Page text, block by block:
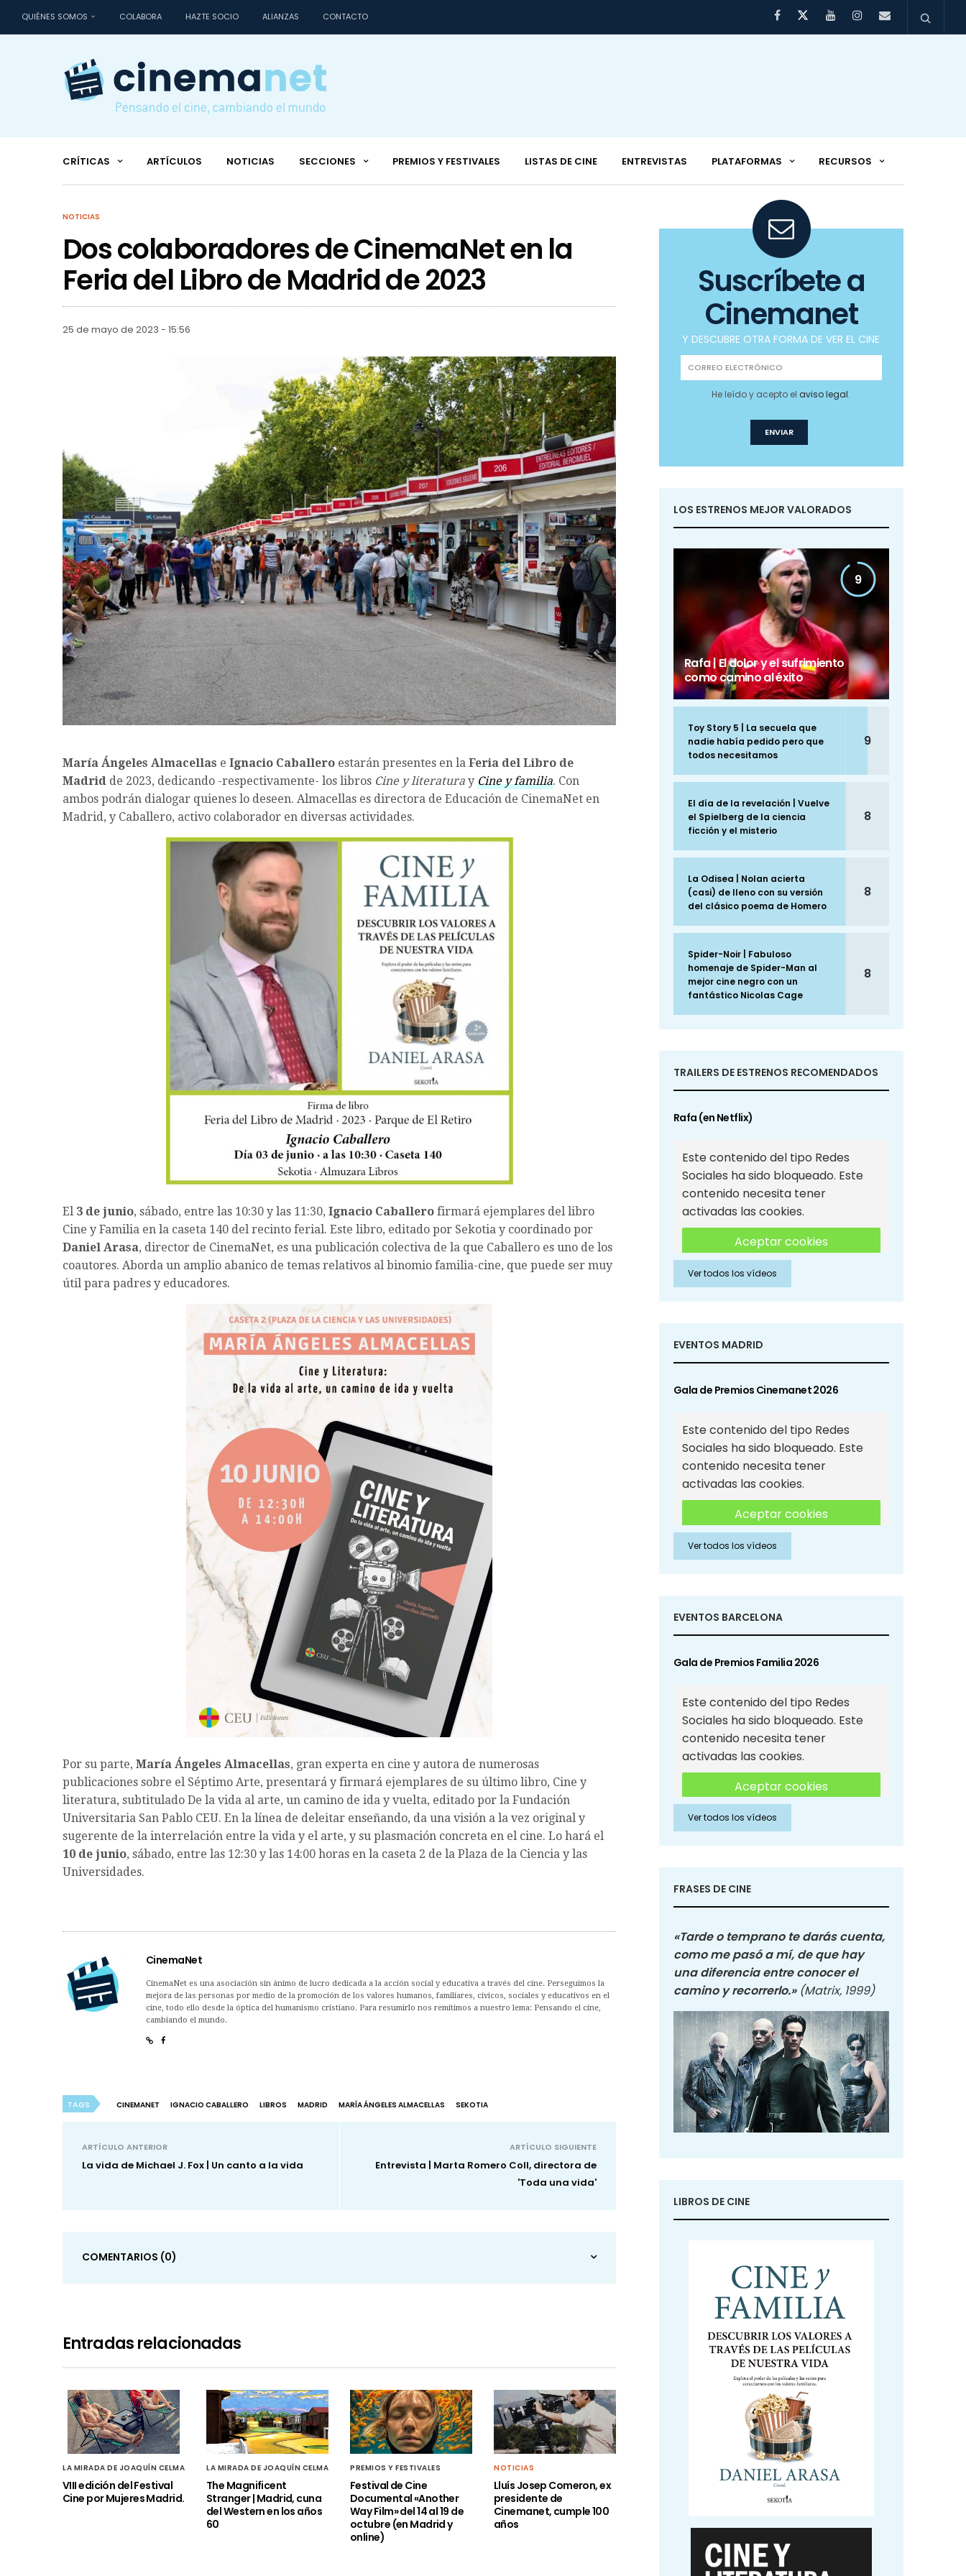
QUIÉNES SOMOS COLABORA HAZTE SOCIO ALIANZAS CONTACTO
CRÍTICAS ARTÍCULOS NOTICIAS SECCIONES PREMIOS Y FESTIVALES LISTAS DE CINE ENTREVISTAS PLATAFORMAS RECURSOS
NOTICIAS
Dos colaboradores de CinemaNet en la
Feria del Libro de Madrid de 2023
25 de mayo de 2023 - 15:56
María Ángeles Almacellas e Ignacio Caballero estarán presentes en la Feria del Libro de
Madrid de 2023, dedicando -respectivamente- los libros Cine y literatura y Cine y familia. Con
ambos podrán dialogar quienes lo deseen. Almacellas es directora de Educación de CinemaNet en
Madrid, y Caballero, activo colaborador en diversas actividades.
El 3 de junio, sábado, entre las 10:30 y las 11:30, Ignacio Caballero firmará ejemplares del libro
Cine y Familia en la caseta 140 del recinto ferial. Este libro, editado por Sekotia y coordinado por
Daniel Arasa, director de CinemaNet, es una publicación colectiva de la que Caballero es uno de los
coautores. Aborda un amplio abanico de temas relativos al binomio familia-cine, que puede ser muy
útil para padres y educadores.
Por su parte, María Ángeles Almacellas, gran experta en cine y autora de numerosas
publicaciones sobre el Séptimo Arte, presentará y firmará ejemplares de su último libro, Cine y
literatura, subtitulado De la vida al arte, un camino de ida y vuelta, editado por la Fundación
Universitaria San Pablo CEU. En la línea de deleitar enseñando, da una visión a la vez original y
sugerente de la interrelación entre la vida y el arte, y su plasmación concreta en el cine. Lo hará el
10 de junio, sábado, entre las 12:30 y las 14:00 horas en la caseta 2 de la Plaza de la Ciencia y las
Universidades.
CinemaNet
CinemaNet es una asociación sin ánimo de lucro dedicada a la acción social y educativa a través del cine. Perseguimos la
mejora de las personas por medio de la promoción de los valores humanos, familiares, cívicos, sociales y educativos en el
cine, todo ello desde la óptica del humanismo cristiano. Para resumirlo nos remitimos a nuestro lema: Pensando el cine,
cambiando el mundo.
TAGS CINEMANET IGNACIO CABALLERO LIBROS MADRID MARÍA ÁNGELES ALMACELLAS SEKOTIA
ARTÍCULO ANTERIOR
La vida de Michael J. Fox | Un canto a la vida
ARTÍCULO SIGUIENTE
Entrevista | Marta Romero Coll, directora de
'Toda una vida'
COMENTARIOS (0)
Entradas relacionadas
LA MIRADA DE JOAQUÍN CELMA
VIII edición del Festival
Cine por Mujeres Madrid.
LA MIRADA DE JOAQUÍN CELMA
The Magnificent
Stranger | Madrid, cuna
del Western en los años
60
PREMIOS Y FESTIVALES
Festival de Cine
Documental «Another
Way Film» del 14 al 19 de
octubre (en Madrid y
online)
NOTICIAS
Lluís Josep Comeron, ex
presidente de
Cinemanet, cumple 100
años
Suscríbete a
Cinemanet
Y DESCUBRE OTRA FORMA DE VER EL CINE
He leído y acepto elaviso legal.
LOS ESTRENOS MEJOR VALORADOS
9
Rafa | El dolor y el sufrimiento
como camino al éxito
Toy Story 5 | La secuela que
nadie había pedido pero que
todos necesitamos
9
El día de la revelación | Vuelve
el Spielberg de la ciencia
ficción y el misterio
8
La Odisea | Nolan acierta
(casi) de lleno con su versión
del clásico poema de Homero
8
Spider-Noir | Fabuloso
homenaje de Spider-Man al
mejor cine negro con un
fantástico Nicolas Cage
8
TRAILERS DE ESTRENOS RECOMENDADOS
Rafa (en Netflix)
Este contenido del tipo Redes
Sociales ha sido bloqueado. Este
contenido necesita tener
activadas las cookies.
Aceptar cookies
Aceptar cookies de Redes
Sociales
Ver todos los vídeos
EVENTOS MADRID
Gala de Premios Cinemanet 2026
Este contenido del tipo Redes
Sociales ha sido bloqueado. Este
contenido necesita tener
activadas las cookies.
Aceptar cookies
Aceptar cookies de Redes
Sociales
Ver todos los vídeos
EVENTOS BARCELONA
Gala de Premios Familia 2026
Este contenido del tipo Redes
Sociales ha sido bloqueado. Este
contenido necesita tener
activadas las cookies.
Aceptar cookies
Aceptar cookies de Redes
Sociales
Ver todos los vídeos
FRASES DE CINE
«Tarde o temprano te darás cuenta,
como me pasó a mí, de que hay
una diferencia entre conocer el
camino y recorrerlo.» (Matrix, 1999)
LIBROS DE CINE